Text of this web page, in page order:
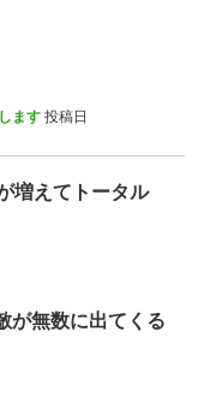
ます 投稿日
増えてトータル
が無数に出てくる